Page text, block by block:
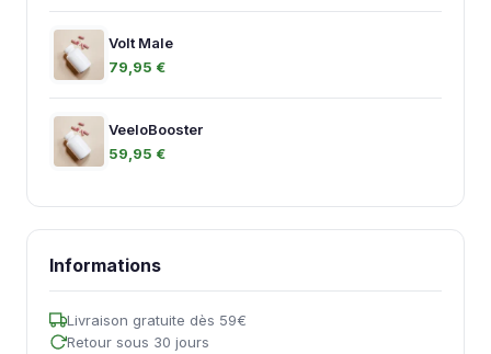
Volt Male
79,95 €
VeeloBooster
59,95 €
Informations
Livraison gratuite dès 59€
Retour sous 30 jours